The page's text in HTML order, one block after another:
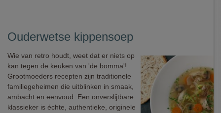
Ouderwetse kippensoep
Wie van retro houdt, weet dat er niets op
kan tegen de keuken van 'de bomma'!
Grootmoeders recepten zijn traditionele
familiegeheimen die uitblinken in smaak,
ambacht en eenvoud. Een onverslijtbare
klassieker is échte, authentieke, originele